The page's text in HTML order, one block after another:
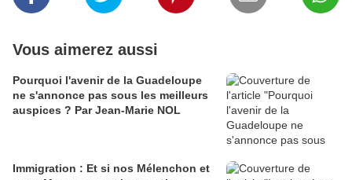
Vous aimerez aussi
Pourquoi l'avenir de la Guadeloupe
ne s'annonce pas sous les meilleurs
auspices ? Par Jean-Marie NOL
Immigration : Et si nos Mélenchon et